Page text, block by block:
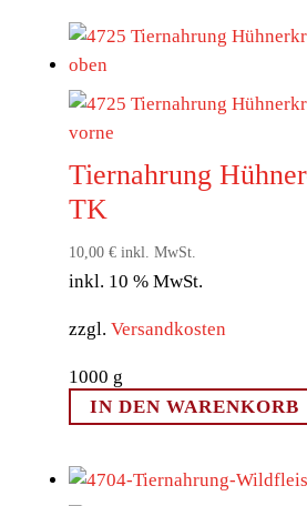
Tiernahrung
TK
10,00 € inkl. MwSt.
inkl. 10 % MwSt.
zzgl. Versandkosten
1000 g
IN DEN WARENKORB